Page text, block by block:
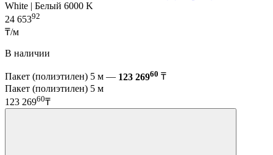
White | Белый 6000 K
24 65392
₸/м
В наличии
Пакет (полиэтилен) 5 м — 123 26960 ₸
Пакет (полиэтилен) 5 м
123 26960₸